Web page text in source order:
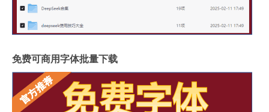
免费可商用字体批量下载